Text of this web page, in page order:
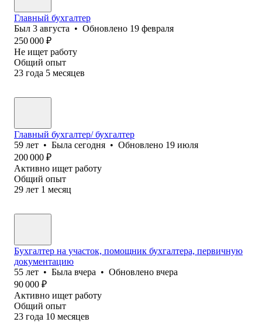
Главный бухгалтер
Был 3 августа • Обновлено 19 февраля
250 000 ₽
Не ищет работу
Общий опыт
23 года 5 месяцев
Главный бухгалтер/ бухгалтер
59 лет • Была сегодня • Обновлено 19 июля
200 000 ₽
Активно ищет работу
Общий опыт
29 лет 1 месяц
Бухгалтер на участок, помощник бухгалтера, первичную
документацию
55 лет • Была вчера • Обновлено вчера
90 000 ₽
Активно ищет работу
Общий опыт
23 года 10 месяцев